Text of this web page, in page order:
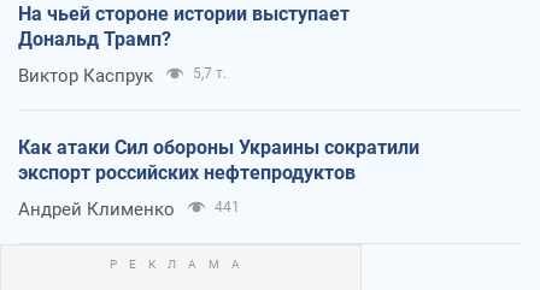
На чьей стороне истории выступает
Дональд Трамп?
Виктор Каспрук 5,7 т.
Как атаки Сил обороны Украины сократили
экспорт российских нефтепродуктов
Андрей Клименко 441